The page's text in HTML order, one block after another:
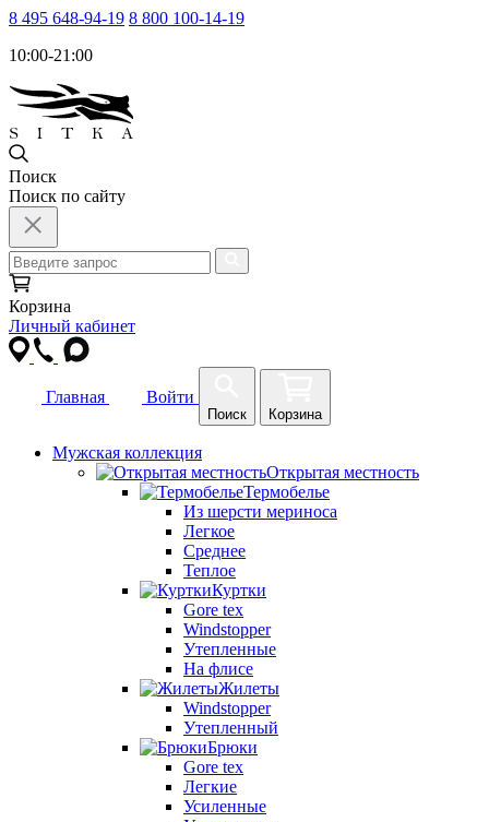
8 495 648-94-19 8 800 100-14-19
10:00-21:00
Поиск
Поиск по сайту
Корзина
Личный кабинет
Главная Войти
Поиск Корзина
Мужская коллекция
Открытая местность
Термобелье
Из шерсти мериноса
Легкое
Среднее
Теплое
Куртки
Gore tex
Windstopper
Утепленные
На флисе
Жилеты
Windstopper
Утепленный
Брюки
Gore tex
Легкие
Усиленные